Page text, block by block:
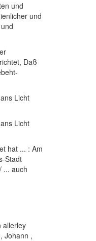
und
und
Daß
Licht
Licht
hat ... : Am
Stadt
... auch
allerley
Johann ,